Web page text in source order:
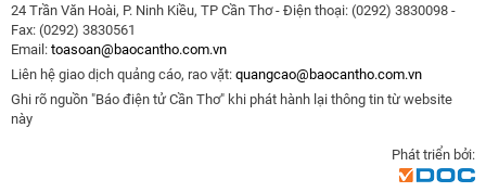
24 Trần Văn Hoài, P. Ninh Kiều, TP Cần Thơ - Điện thoại: (0292) 3830098 -
Fax: (0292) 3830561
Email: toasoan@baocantho.com.vn
Liên hệ giao dịch quảng cáo, rao vặt: quangcao@baocantho.com.vn
Ghi rõ nguồn "Báo điện tử Cần Thơ" khi phát hành lại thông tin từ website
này
Phát triển bởi: